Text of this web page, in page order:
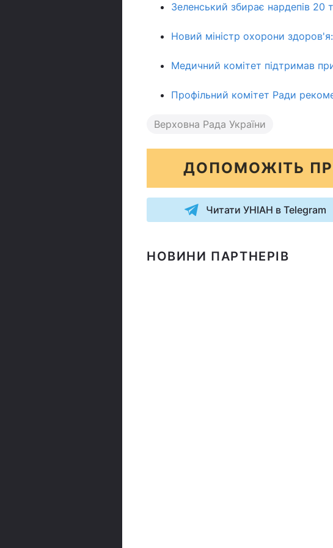
Зеленський збирає нардепів 20
Новий міністр охорони
Медичний комітет підтримав
Профільний комітет Ради
Верховна Рада України
ДОПОМОЖІТЬ
Читати УНІАН в Telegram
НОВИНИ ПАРТНЕРІВ